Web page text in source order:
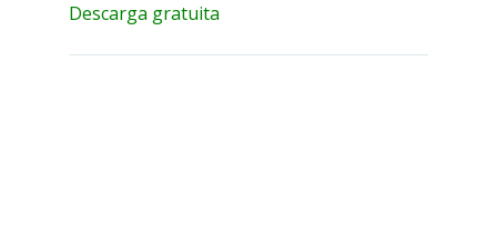
Descarga gratuita